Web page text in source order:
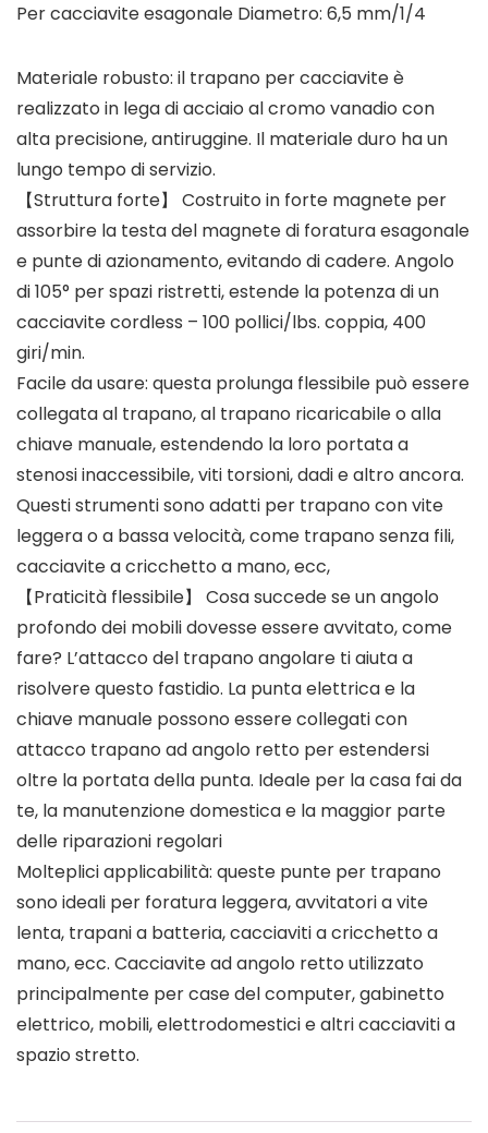
Per cacciavite esagonale Diametro: 6,5 mm/1/4
Materiale robusto: il trapano per cacciavite è
realizzato in lega di acciaio al cromo vanadio con
alta precisione, antiruggine. Il materiale duro ha un
lungo tempo di servizio.
【Struttura forte】 Costruito in forte magnete per
assorbire la testa del magnete di foratura esagonale
e punte di azionamento, evitando di cadere. Angolo
di 105° per spazi ristretti, estende la potenza di un
cacciavite cordless – 100 pollici/lbs. coppia, 400
giri/min.
Facile da usare: questa prolunga flessibile può essere
collegata al trapano, al trapano ricaricabile o alla
chiave manuale, estendendo la loro portata a
stenosi inaccessibile, viti torsioni, dadi e altro ancora.
Questi strumenti sono adatti per trapano con vite
leggera o a bassa velocità, come trapano senza fili,
cacciavite a cricchetto a mano, ecc,
【Praticità flessibile】 Cosa succede se un angolo
profondo dei mobili dovesse essere avvitato, come
fare? L’attacco del trapano angolare ti aiuta a
risolvere questo fastidio. La punta elettrica e la
chiave manuale possono essere collegati con
attacco trapano ad angolo retto per estendersi
oltre la portata della punta. Ideale per la casa fai da
te, la manutenzione domestica e la maggior parte
delle riparazioni regolari
Molteplici applicabilità: queste punte per trapano
sono ideali per foratura leggera, avvitatori a vite
lenta, trapani a batteria, cacciaviti a cricchetto a
mano, ecc. Cacciavite ad angolo retto utilizzato
principalmente per case del computer, gabinetto
elettrico, mobili, elettrodomestici e altri cacciaviti a
spazio stretto.